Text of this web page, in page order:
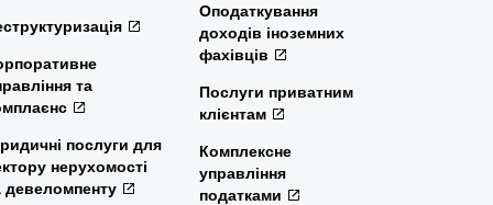
та
послуги для
нерухомості
девеломпенту
Оподаткування
доходів іноземних
фахівців
Послуги приватним
клієнтам
Комплексне
управління
податками